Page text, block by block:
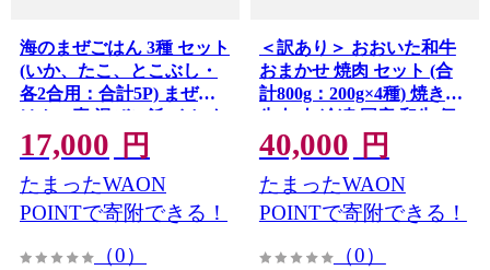
海のまぜごはん 3種 セット
(いか、たこ、とこぶし・
各2合用：合計5P) まぜご
はんの素 混ぜご飯 イカ タ
コ トコブシ 国産 混ぜご飯
ご飯 ごはん 常温
【opba008】【海べ】
17,000 円
たまったWAON
POINTで寄附できる！
（0）
＜訳あり＞ おおいた和牛
おまかせ 焼肉 セット (合
計800g：200g×4種) 焼き肉
牛肉 肉 冷凍 国産 和牛 個
包装 小分け ブランド牛 盛
り合わせ バラ ロース モモ
【optk003】【大分県畜産
公社】
40,000 円
たまったWAON
POINTで寄附できる！
（0）